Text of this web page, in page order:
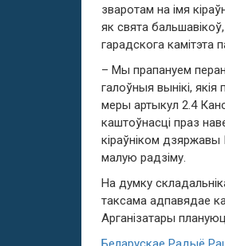
зваротам на імя
як свята
гарадскога камітэта
– Мы прапануем
галоўныя вынікі,
меры артыкул 2.4
каштоўнасці праз
кіраўніком
малую радзіму.
На думку
таксама адпавядае
Арганізатары